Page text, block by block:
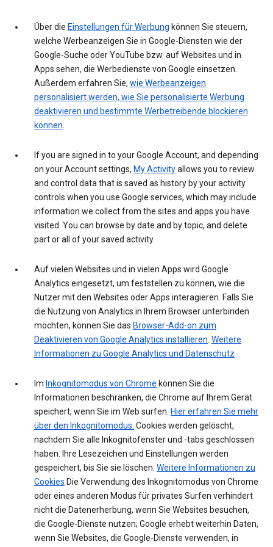
Über die Einstellungen für Werbung können Sie steuern,
welche Werbeanzeigen Sie in Google-Diensten wie der
Google-Suche oder YouTube bzw. auf Websites und in
Apps sehen, die Werbedienste von Google einsetzen.
Außerdem erfahren Sie, wie Werbeanzeigen
personalisiert werden, wie Sie personalisierte Werbung
deaktivieren und bestimmte Werbetreibende blockieren
können.
If you are signed in to your Google Account, and depending
on your Account settings, My Activityallows you to review
and control data that is saved as history by your activity
controls when you use Google services, which may include
information we collect from the sites and apps you have
visited. You can browse by date and by topic, and delete
part or all of your saved activity.
Auf vielen Websites und in vielen Apps wird Google
Analytics eingesetzt, um feststellen zu können, wie die
Nutzer mit den Websites oder Apps interagieren. Falls Sie
die Nutzung von Analytics in Ihrem Browser unterbinden
möchten, können Sie das Browser-Add-on zum
Deaktivieren von Google Analytics installieren. Weitere
Informationen zu Google Analytics und Datenschutz
Im Inkognitomodus von Chrome können Sie die
Informationen beschränken, die Chrome auf Ihrem Gerät
speichert, wenn Sie im Web surfen. Hier erfahren Sie mehr
über den Inkognitomodus. Cookies werden gelöscht,
nachdem Sie alle Inkognitofenster und -tabs geschlossen
haben. Ihre Lesezeichen und Einstellungen werden
gespeichert, bis Sie sie löschen. Weitere Informationen zu
Cookies Die Verwendung des Inkognitomodus von Chrome
oder eines anderen Modus für privates Surfen verhindert
nicht die Datenerherbung, wenn Sie Websites besuchen,
die Google-Dienste nutzen; Google erhebt weiterhin Daten,
wenn Sie Websites, die Google-Dienste verwenden, in